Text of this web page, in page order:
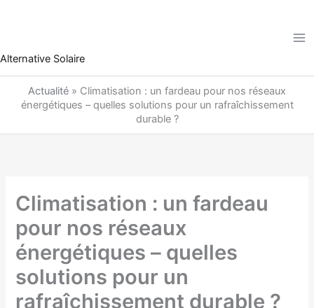
Alternative Solaire
Actualité » Climatisation : un fardeau pour nos réseaux
énergétiques – quelles solutions pour un rafraîchissement
durable ?
Climatisation : un fardeau
pour nos réseaux
énergétiques – quelles
solutions pour un
rafraîchissement durable ?